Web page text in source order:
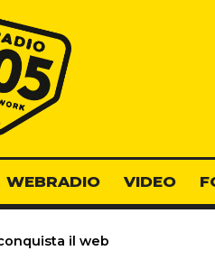
Radio 105
WEBRADIO VIDEO
il web